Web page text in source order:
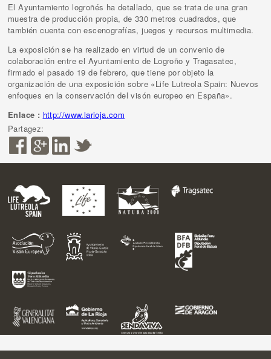
El Ayuntamiento logroñés ha detallado, que se trata de una gran
muestra de producción propia, de 330 metros cuadrados, que
también cuenta con escenografías, juegos y recursos multimedia.
La exposición se ha realizado en virtud de un convenio de
colaboración entre el Ayuntamiento de Logroño y Tragasatec,
firmado el pasado 19 de febrero, que tiene por objeto la
organización de una exposición sobre «Life Lutreola Spain: Nuevos
enfoques en la conservación del visón europeo en España».
Enlace : http://www.larioja.com
Partagez: